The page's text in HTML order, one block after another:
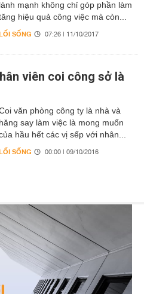
lành mạnh không chỉ góp phần làm
hiệu quả công việc mà còn...
SỐNG 07:26 | 11/10/2017
viên coi công sở là
văn phòng công ty là nhà và
hăng say làm việc là mong muốn
hầu hết các vị sếp với nhân...
SỐNG 00:00 | 09/10/2016